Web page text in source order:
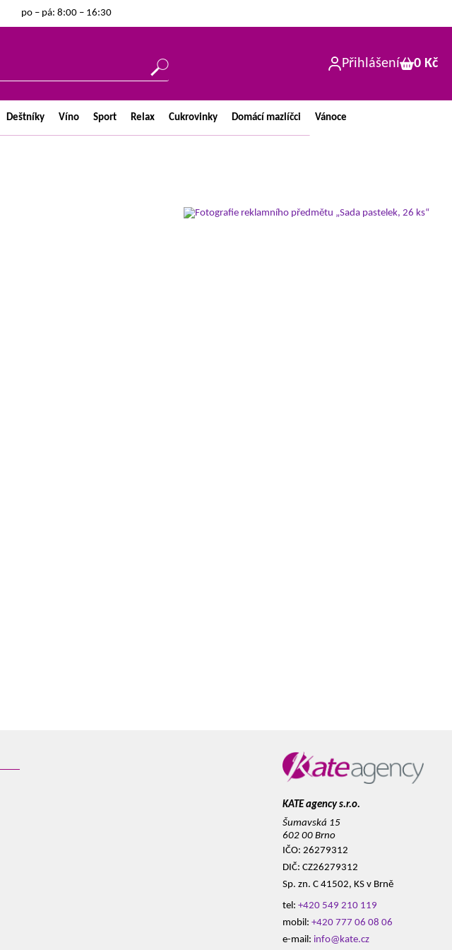
po – pá: 8:00 – 16:30
Přihlášení 0 Kč
Deštníky Víno Sport Relax Cukrovinky Domácí mazlíčci Vánoce
KATE agency s.r.o.
Šumavská 15
602 00 Brno
IČO: 26279312
DIČ: CZ26279312
Sp. zn. C 41502, KS v Brně
tel: +420 549 210 119
mobil: +420 777 06 08 06
e-mail: info@kate.cz